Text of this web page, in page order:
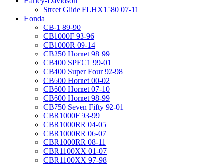
Street Glide FLHX1580 07-11
Honda
CB-1 89-90
CB1000F 93-96
CB1000R 09-14
CB250 Hornet 98-99
CB400 SPEC1 99-01
CB400 Super Four 92-98
CB600 Hornet 00-02
CB600 Hornet 07-10
CB600 Hornet 98-99
CB750 Seven Fifty 92-01
CBR1000F 93-99
CBR1000RR 04-05
CBR1000RR 06-07
CBR1000RR 08-11
CBR1100XX 01-07
CBR1100XX 97-98